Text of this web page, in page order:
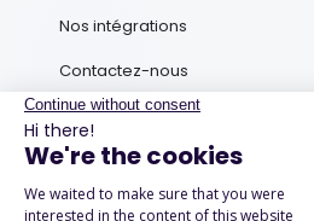
Nos intégrations
Contactez-nous